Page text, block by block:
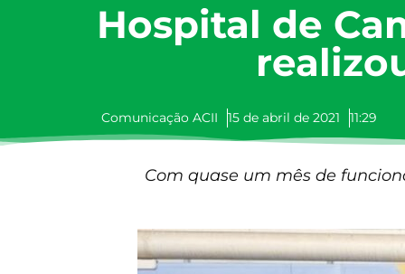
Hospital de
Comunicação ACII 15 de abril de 2021 11:29
Com quase um mês de